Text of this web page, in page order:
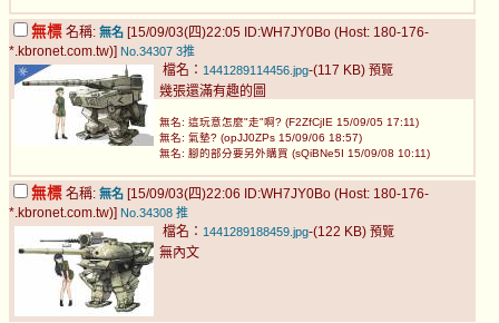
無標 名稱: 無名 [15/09/03(四)22:05 ID:WH7JY0Bo (Host: 180-176-
*.kbronet.com.tw)] No.34307 3推
檔名： 1441289114456.jpg-(117 KB) 預覽
幾張還滿有趣的圖
無名: 這玩意怎麼"走"啊? (F2ZfCjIE 15/09/05 17:11)
無名: 氣墊? (opJJ0ZPs 15/09/06 18:57)
無名: 腳的部分要另外購買 (sQiBNe5I 15/09/08 10:11)
無標 名稱: 無名 [15/09/03(四)22:06 ID:WH7JY0Bo (Host: 180-176-
*.kbronet.com.tw)] No.34308 推
檔名： 1441289188459.jpg-(122 KB) 預覽
無內文